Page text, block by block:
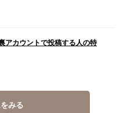
アカウントで投稿する人の特
みる